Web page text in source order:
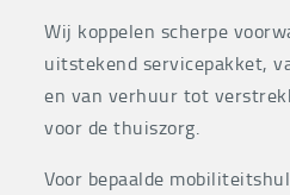
Wij koppelen scherpe
uitstekend servicepakket,
en van verhuur tot
voor de thuiszorg.
Voor bepaalde